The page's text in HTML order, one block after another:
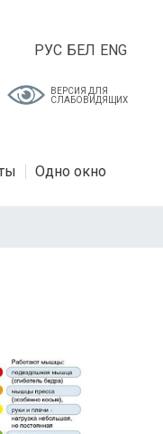
РУС БЕЛ ENG
ВЕРСИЯ ДЛЯ
СЛАБОВИДЯЩИХ
Одно окно